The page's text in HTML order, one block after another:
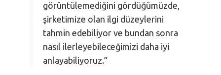
görüntülemediğini gördüğümüzde,
şirketimize olan ilgi düzeylerini
tahmin edebiliyor ve bundan sonra
nasıl ilerleyebileceğimizi daha iyi
anlayabiliyoruz.”